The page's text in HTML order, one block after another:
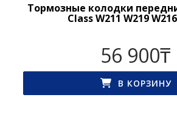
Тормозные колодки
Class W211 W219
56 900₸
В КОРЗИНУ